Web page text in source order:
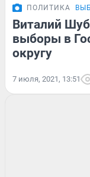
ПОЛИТИКА
Виталий
выборы в
округу
7 июля, 2021, 13:51